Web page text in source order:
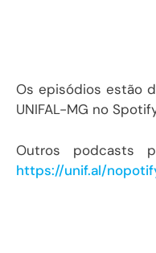
Os episódios estão
UNIFAL-MG no
Outros podcasts
https://unif.al/